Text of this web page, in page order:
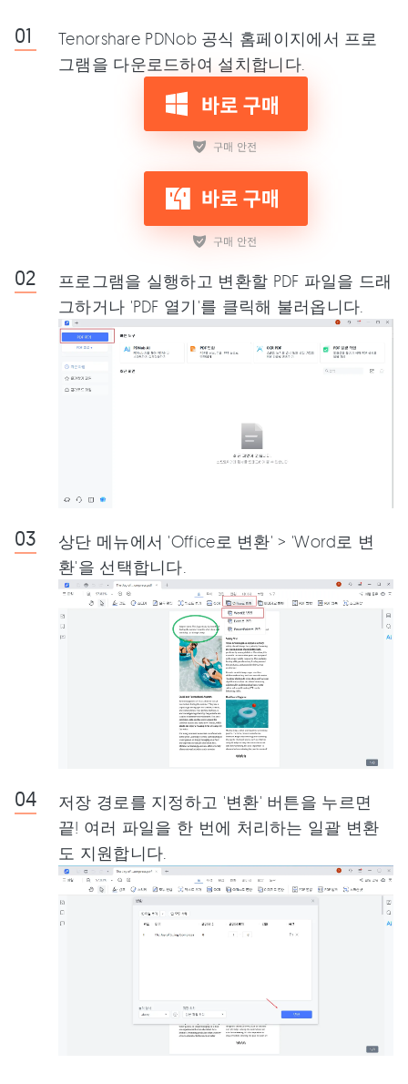
Tenorshare PDNob 공식 홈페이지에서 프로
그램을 다운로드하여 설치합니다.
프로그램을 실행하고 변환할 PDF 파일을 드래
그하거나 'PDF 열기'를 클릭해 불러옵니다.
상단 메뉴에서 'Office로 변환' > 'Word로 변
환'을 선택합니다.
저장 경로를 지정하고 '변환' 버튼을 누르면
끝! 여러 파일을 한 번에 처리하는 일괄 변환
도 지원합니다.